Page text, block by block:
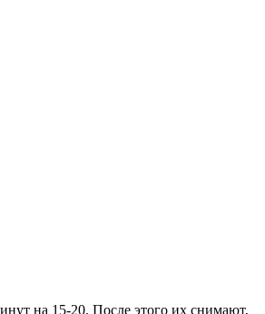
на 15-20. После этого их снимают,